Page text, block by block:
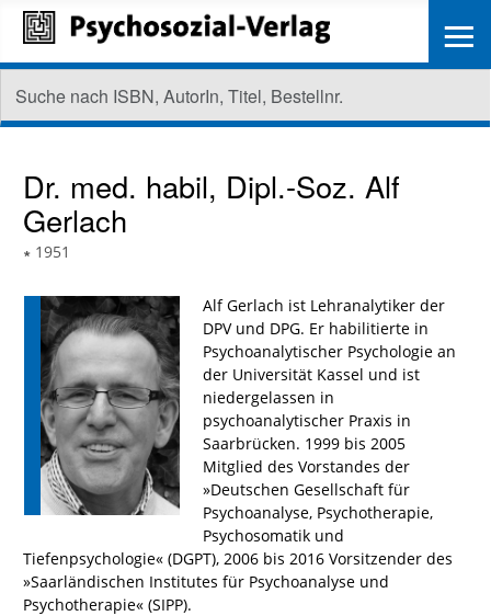
Dr. med. habil, Dipl.-Soz. Alf
Gerlach
∗ 1951
Alf Gerlach ist Lehranalytiker der
DPV und DPG. Er habilitierte in
Psychoanalytischer Psychologie an
der Universität Kassel und ist
niedergelassen in
psychoanalytischer Praxis in
Saarbrücken. 1999 bis 2005
Mitglied des Vorstandes der
»Deutschen Gesellschaft für
Psychoanalyse, Psychotherapie,
Psychosomatik und
Tiefenpsychologie« (DGPT), 2006 bis 2016 Vorsitzender des
»Saarländischen Institutes für Psychoanalyse und
Psychotherapie« (SIPP).
≡